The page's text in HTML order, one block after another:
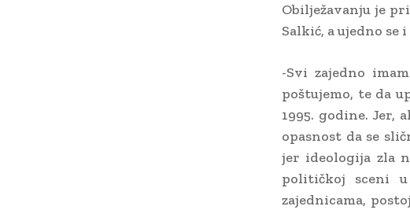
Obilježavanju je
Salkić, a ujedno
-Svi zajedno
poštujemo, te da
1995. godine. Jer,
opasnost da se
jer ideologija zla
političkoj sceni
zajednicama,